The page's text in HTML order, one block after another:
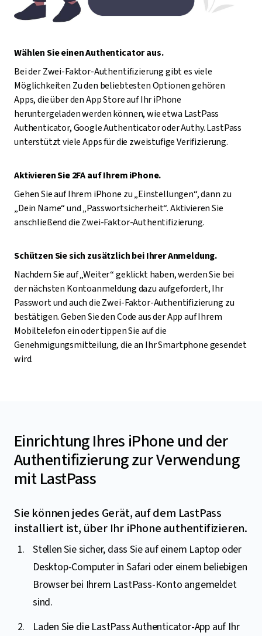
Wählen Sie einen Authenticator aus.
Bei der Zwei-Faktor-Authentifizierung gibt es viele
Möglichkeiten Zu den beliebtesten Optionen gehören
Apps, die über den App Store auf Ihr iPhone
heruntergeladen werden können, wie etwa LastPass
Authenticator, Google Authenticator oder Authy. LastPass
unterstützt viele Apps für die zweistufige Verifizierung.
Aktivieren Sie 2FA auf Ihrem iPhone.
Gehen Sie auf Ihrem iPhone zu „Einstellungen“, dann zu
„Dein Name“ und „Passwortsicherheit“. Aktivieren Sie
anschließend die Zwei-Faktor-Authentifizierung.
Schützen Sie sich zusätzlich bei Ihrer Anmeldung.
Nachdem Sie auf „Weiter“ geklickt haben, werden Sie bei
der nächsten Kontoanmeldung dazu aufgefordert, Ihr
Passwort und auch die Zwei-Faktor-Authentifizierung zu
bestätigen. Geben Sie den Code aus der App auf Ihrem
Mobiltelefon ein oder tippen Sie auf die
Genehmigungsmitteilung, die an Ihr Smartphone gesendet
wird.
Einrichtung Ihres iPhone und der
Authentifizierung zur Verwendung
mit LastPass
Sie können jedes Gerät, auf dem LastPass
installiert ist, über Ihr iPhone authentifizieren.
Stellen Sie sicher, dass Sie auf einem Laptop oder
Desktop-Computer in Safari oder einem beliebigen
Browser bei Ihrem LastPass-Konto angemeldet
sind.
Laden Sie die LastPass Authenticator-App auf Ihr